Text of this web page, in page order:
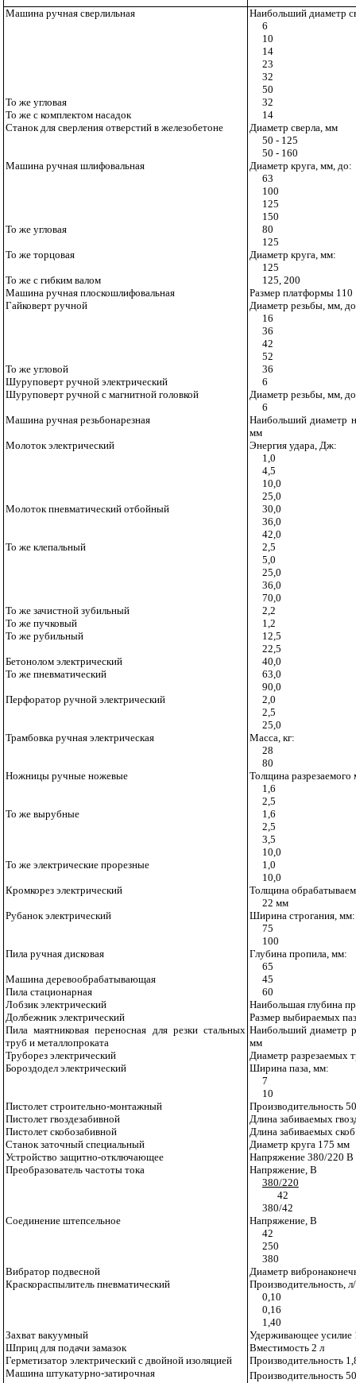
Машина ручная сверлильная
Наибольший диаметр
6
10
14
23
32
50
То же угловая
32
То же с комплектом насадок
14
Станок для сверления отверстий в железобетоне
Диаметр сверла, мм
50 - 125
50 - 160
Машина ручная шлифовальная
Диаметр круга, мм, до:
63
100
125
150
То же угловая
80
125
То же торцовая
Диаметр круга, мм:
125
То же с гибким валом
125, 200
Машина ручная плоскошлифовальная
Размер платформы 110
Гайковерт ручной
Диаметр резьбы, мм,
16
36
42
52
То же угловой
36
Шуруповерт ручной электрический
6
Шуруповерт ручной с магнитной головкой
Диаметр резьбы, мм,
6
Машина ручная резьбонарезная
Наибольший диаметр
мм
Молоток электрический
Энергия удара, Дж:
1,0
4,5
10,0
25,0
Молоток пневматический отбойный
30,0
36,0
42,0
То же клепальный
2,5
5,0
25,0
36,0
70,0
То же зачистной зубильный
2,2
То же пучковый
1,2
То же рубильный
12,5
22,5
Бетонолом электрический
40,0
То же пневматический
63,0
90,0
Перфоратор ручной электрический
2,0
2,5
25,0
Трамбовка ручная электрическая
Масса, кг:
28
80
Ножницы ручные ножевые
Толщина разрезаемого
1,6
2,5
То же вырубные
1,6
2,5
3,5
10,0
То же электрические прорезные
1,0
10,0
Кромкорез электрический
Толщина
22 мм
Рубанок электрический
Ширина строгания, мм:
75
100
Пила ручная дисковая
Глубина пропила, мм:
65
Машина деревообрабатывающая
45
Пила стационарная
60
Лобзик электрический
Наибольшая глубина
Долбежник электрический
Размер выбираемых
Пила маятниковая переносная для резки стальных
труб и металлопроката
Наибольший диаметр
мм
Труборез электрический
Диаметр разрезаемых
Бороздодел электрический
Ширина паза, мм:
7
10
Пистолет строительно-монтажный
Производительность
Пистолет гвоздезабивной
Длина забиваемых
Пистолет скобозабивной
Длина забиваемых
Станок заточный специальный
Диаметр круга 175 мм
Устройство защитно-отключающее
Напряжение 380/220 В
Преобразователь частоты тока
Напряжение, В
380/220
42
380/42
Соединение штепсельное
Напряжение, В
42
250
380
Вибратор подвесной
Диаметр
Краскораспылитель пневматический
Производительность,
0,10
0,16
1,40
Захват вакуумный
Удерживающее усилие
Шприц для подачи замазок
Вместимость 2 л
Герметизатор электрический с двойной изоляцией
Производительность
Машина штукатурно-затирочная
Производительность